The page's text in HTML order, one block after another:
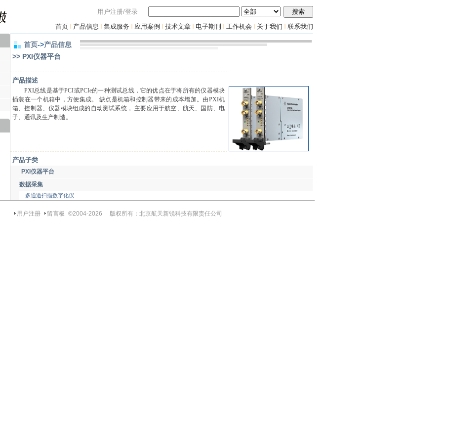
用户注册/登录
首页 | 产品信息 | 集成服务 | 应用案例 | 技术文章 | 电子期刊 | 工作机会 | 关于我们 | 联系我们
首页->产品信息
>> PXI仪器平台
产品描述
PXI总线是基于PCI或PCIe的一种测试总线，它的优点在于将所有的仪器模块
插装在一个机箱中，方便集成。 缺点是机箱和控制器带来的成本增加。由PXI机
箱、控制器、仪器模块组成的自动测试系统， 主要应用于航空、航天、国防、电
子、通讯及生产制造。
产品子类
PXI仪器平台
数据采集
多通道扫描数字化仪
用户注册 留言板 ©2004-2026 版权所有：北京航天新锐科技有限责任公司